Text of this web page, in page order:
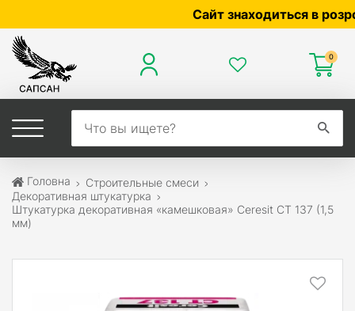
Сайт знаходиться в
0
Головна
Строительные смеси
Декоративная штукатурка
Штукатурка декоративная «камешковая» Ceresit CT 137 (1,5
мм)